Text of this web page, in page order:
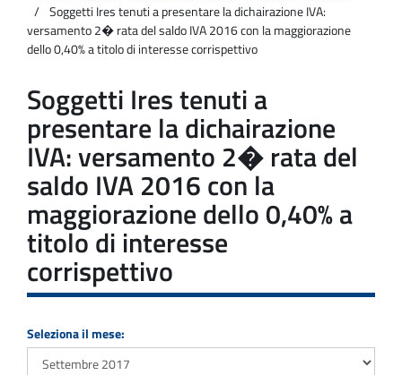
EntrateSoggetti Ires tenuti a presentare la dichairazione IVA:
versamento 2� rata del saldo IVA 2016 con la maggiorazione
dello 0,40% a titolo di interesse corrispettivo
Soggetti Ires tenuti a
presentare la dichairazione
IVA: versamento 2� rata del
saldo IVA 2016 con la
maggiorazione dello 0,40% a
titolo di interesse
corrispettivo
Seleziona il mese: